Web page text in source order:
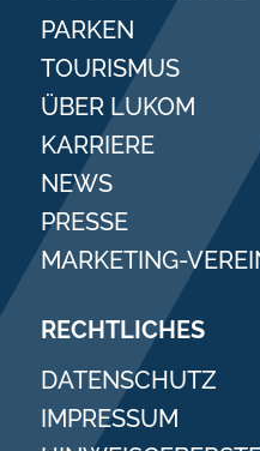
PARKEN
TOURISMUS
ÜBER LUKOM
KARRIERE
NEWS
PRESSE
MARKETING-
RECHTLICHES
DATENSCHUTZ
IMPRESSUM